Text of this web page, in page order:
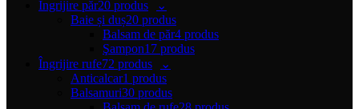
Îngrijire păr20 produs
Baie și duș20 produs
Balsam de păr4 produs
Şampon17 produs
Îngrijire rufe72 produs
Anticalcar1 produs
Balsamuri30 produs